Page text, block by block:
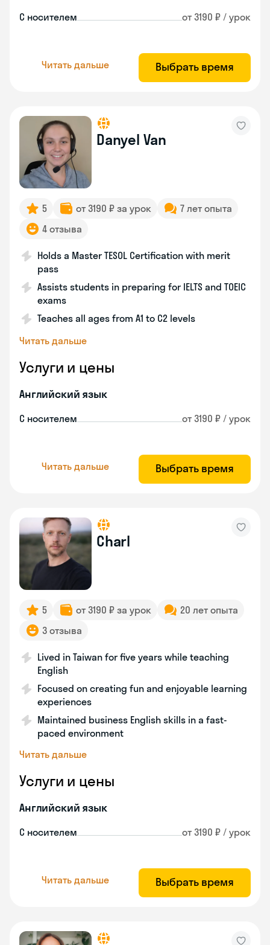
С носителем от 3190 ₽ / урок
Читать дальше Выбрать время
Danyel Van
5 от 3190 ₽ за урок
7 лет опыта
4 отзыва
Holds a Master TESOL Certification with merit
pass
Assists students in preparing for IELTS and TOEIC
exams
Teaches all ages from A1 to C2 levels
Читать дальше
Услуги и цены
Английский язык
С носителем от 3190 ₽ / урок
Читать дальше Выбрать время
Charl
5 от 3190 ₽ за урок
20 лет опыта
3 отзыва
Lived in Taiwan for five years while teaching
English
Focused on creating fun and enjoyable learning
experiences
Maintained business English skills in a fast-
paced environment
Читать дальше
Услуги и цены
Английский язык
С носителем от 3190 ₽ / урок
Читать дальше Выбрать время